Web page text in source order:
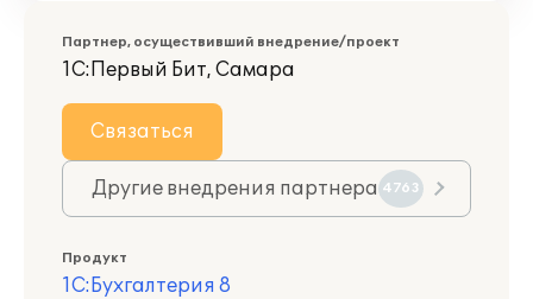
Партнер, осуществивший внедрение/проект
1С:Первый Бит, Самара
Связаться
Другие внедрения партнера 4763
Продукт
1С:Бухгалтерия 8